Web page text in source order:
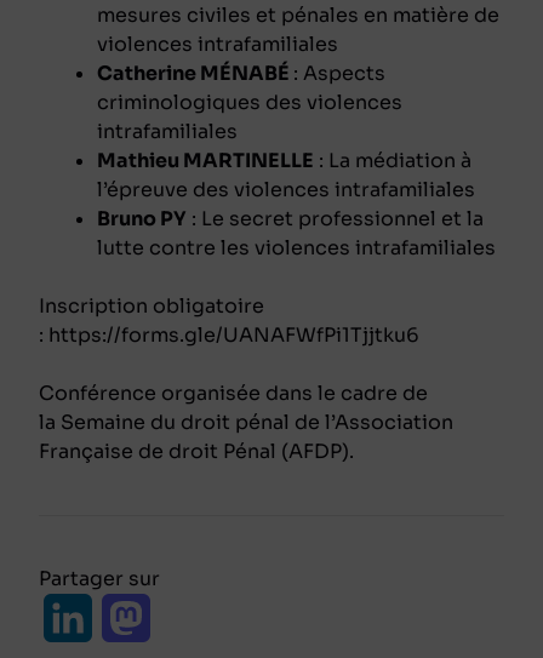
mesures civiles et pénales en matière de
violences intrafamiliales
Catherine MÉNABÉ : Aspects
criminologiques des violences
intrafamiliales
Mathieu MARTINELLE : La médiation à
l’épreuve des violences intrafamiliales
Bruno PY : Le secret professionnel et la
lutte contre les violences intrafamiliales
Inscription obligatoire
: https://forms.gle/UANAFWfPi1Tjjtku6
Conférence organisée dans le cadre de
la Semaine du droit pénal de l’Association
Française de droit Pénal (AFDP).
Partager sur